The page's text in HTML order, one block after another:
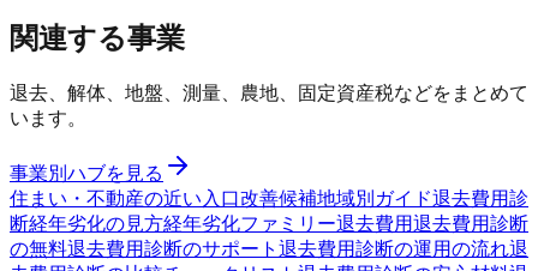
関連する事業
退去、解体、地盤、測量、農地、固定資産税などをまとめて
います。
事業別ハブを見る
住まい・不動産の近い入口改善候補地域別ガイド退去費用診
断経年劣化の見方経年劣化ファミリー退去費用退去費用診断
の無料退去費用診断のサポート 退去費用診断の運用の流れ退